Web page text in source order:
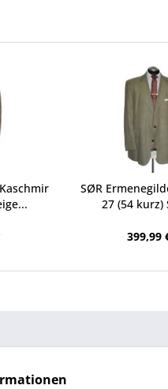
SØR
27 (54 kurz)
399,99